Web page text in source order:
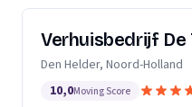
Verhuisbedrijf De
Den Helder, Noord-Holland
10,0Moving Score